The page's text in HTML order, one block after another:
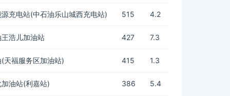
充电站(中石油乐山城西充电站) 515 4.2
浩儿加油站 427 7.3
天福服务区加油站) 415 1.3
油站(利嘉站) 386 5.4